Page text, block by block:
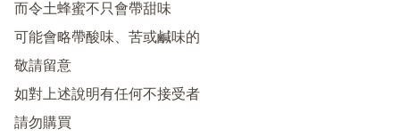
而令土蜂蜜不只會帶甜味
可能會略帶酸味、苦或鹹味的
敬請留意
如對上述說明有任何不接受者
請勿購買